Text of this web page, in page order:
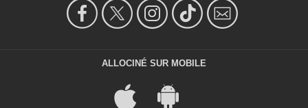
ALLOCINÉ SUR MOBILE